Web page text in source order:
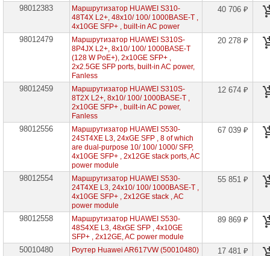
адаптеры
оборудование
оборудование
Huawei
Коммутаторы
Маршрутизаторы
Межсетевые
экраны
доступа
Huawei
Сетевое
оборудование
98012383
Маршрутизатор HUAWEI S310-
48T4X L2+, 48x10/ 100/ 1000BASE-T ,
4x10GE SFP+ , built-in AC power
40 706 ₽
98012479
Маршрутизатор HUAWEI S310S-
8P4JX L2+, 8x10/ 100/ 1000BASE-T
(128 W PoE+), 2x10GE SFP+ ,
2x2.5GE SFP ports, built-in AC power,
Fanless
20 278 ₽
98012459
Маршрутизатор HUAWEI S310S-
8T2X L2+, 8x10/ 100/ 1000BASE-T ,
2x10GE SFP+ , built-in AC power,
Fanless
12 674 ₽
98012556
Маршрутизатор HUAWEI S530-
24ST4XE L3, 24xGE SFP , 8 of which
are dual-purpose 10/ 100/ 1000/ SFP,
4x10GE SFP+ , 2x12GE stack ports, AC
power module
67 039 ₽
98012554
Маршрутизатор HUAWEI S530-
24T4XE L3, 24x10/ 100/ 1000BASE-T ,
4x10GE SFP+ , 2x12GE stack , AC
power module
55 851 ₽
98012558
Маршрутизатор HUAWEI S530-
48S4XE L3, 48xGE SFP , 4x10GE
SFP+ , 2x12GE, AC power module
89 869 ₽
50010480 Роутер Huawei AR617VW (50010480) 17 481 ₽